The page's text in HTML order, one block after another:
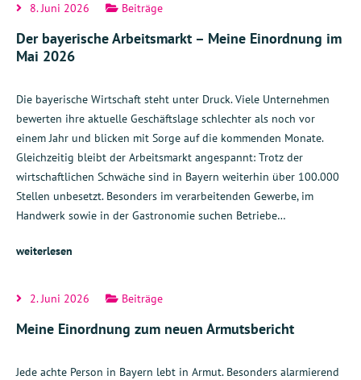
8. Juni 2026 Beiträge
Der bayerische Arbeitsmarkt – Meine Einordnung im
Mai 2026
Die bayerische Wirtschaft steht unter Druck. Viele Unternehmen
bewerten ihre aktuelle Geschäftslage schlechter als noch vor
einem Jahr und blicken mit Sorge auf die kommenden Monate.
Gleichzeitig bleibt der Arbeitsmarkt angespannt: Trotz der
wirtschaftlichen Schwäche sind in Bayern weiterhin über 100.000
Stellen unbesetzt. Besonders im verarbeitenden Gewerbe, im
Handwerk sowie in der Gastronomie suchen Betriebe…
weiterlesen
2. Juni 2026 Beiträge
Meine Einordnung zum neuen Armutsbericht
Jede achte Person in Bayern lebt in Armut. Besonders alarmierend